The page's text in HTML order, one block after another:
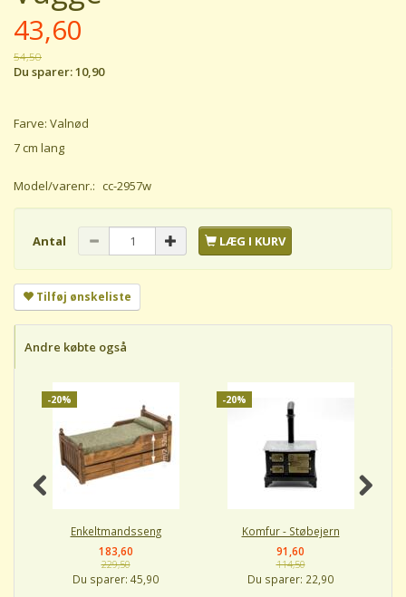
43,60
54,50
Du sparer:10,90
Farve: Valnød
7 cm lang
Model/varenr.: cc-2957w
Antal LÆG I KURV
Tilføj ønskeliste
Andre købte også
-20%
Enkeltmandsseng
183,60
229,50
Du sparer: 45,90
-20%
Komfur - Støbejern
91,60
114,50
Du sparer: 22,90